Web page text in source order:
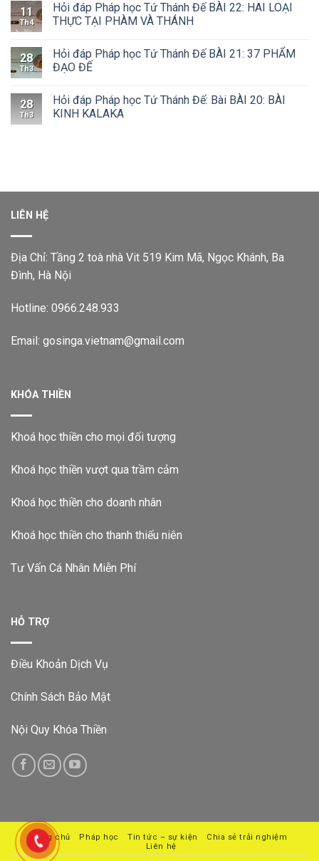
11
Th4
Hỏi đáp Pháp học Tứ Thánh Đế BÀI 22: HAI LOẠI
THỰC TẠI PHÀM VÀ THÁNH
28
Th3
Hỏi đáp Pháp học Tứ Thánh Đế BÀI 21: 37 PHẨM
ĐẠO ĐẾ
28
Th3
Hỏi đáp Pháp học Tứ Thánh Đế: Bài BÀI 20: BÀI
KINH KALAKA
LIÊN HỆ
Địa Chỉ: Tầng 2 toà nhà Vit 519 Kim Mã, Ngọc Khánh, Ba
Đình, Hà Nội
Hotline: 0966.248.933
Email: gosinga.vietnam@gmail.com
KHÓA THIỀN
Khoá học thiền cho mọi đối tượng
Khoá học thiền vượt qua trầm cảm
Khoá học thiền cho doanh nhân
Khoá học thiền cho thanh thiếu niên
Tư Vấn Cá Nhân Miễn Phí
HỖ TRỢ
Điều Khoản Dịch Vụ
Chính Sách Bảo Mật
Nội Quy Khóa Thiền
Trang chủ Pháp học Tin tức – sự kiện
Chia sẻ trải nghiệm
Liên hệ